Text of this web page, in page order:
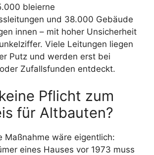
bleierne
und 38.000 Gebäude
innen – mit hoher Unsicherheit
Viele Leitungen liegen
Putz und werden erst bei
Zufallsfunden entdeckt.
Pflicht zum
für Altbauten?
Maßnahme wäre eigentlich:
eines Hauses vor 1973 muss